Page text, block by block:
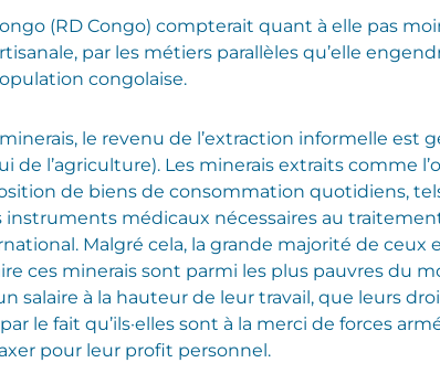
(RD Congo) compterait quant à elle pas
par les métiers parallèles qu’elle
congolaise.
le revenu de l’extraction informelle est
de l’agriculture). Les minerais extraits comme
de biens de consommation quotidiens,
instruments médicaux nécessaires au
Malgré cela, la grande majorité de
ces minerais sont parmi les plus pauvres du
salaire à la hauteur de leur travail, que leurs
le fait qu’ils·elles sont à la merci de forces
pour leur profit personnel.